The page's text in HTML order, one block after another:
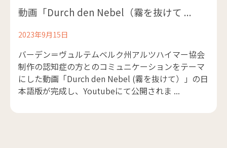
動画「Durch den Nebel（霧を抜けて ...
2023年9月15日
バーデン＝ヴュルテムベルク州アルツハイマー協会
制作の認知症の方とのコミュニケーションをテーマ
にした動画「Durch den Nebel (霧を抜けて）」の日
本語版が完成し、Youtubeにて公開されま ...